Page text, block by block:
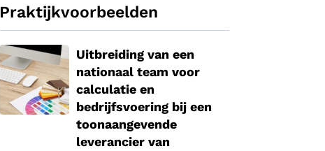
Praktijkvoorbeelden
Uitbreiding van een
nationaal team voor
calculatie en
bedrijfsvoering bij een
toonaangevende
leverancier van